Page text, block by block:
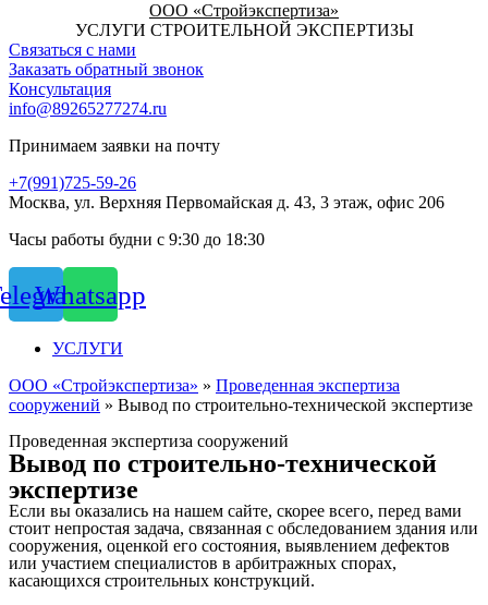
ООО «Стройэкспертиза»
УСЛУГИ СТРОИТЕЛЬНОЙ ЭКСПЕРТИЗЫ
Связаться с нами
Заказать обратный звонок
Консультация
info@89265277274.ru
Принимаем заявки на почту
+7(991)725-59-26
Москва, ул. Верхняя Первомайская д. 43, 3 этаж, офис 206
Часы работы будни с 9:30 до 18:30
Whatsapp
УСЛУГИ
ООО «Стройэкспертиза» » Проведенная экспертиза
сооружений » Вывод по строительно-технической экспертизе
Проведенная экспертиза сооружений
Вывод по строительно-технической
экспертизе
Если вы оказались на нашем сайте, скорее всего, перед вами
стоит непростая задача, связанная с обследованием здания или
сооружения, оценкой его состояния, выявлением дефектов
или участием специалистов в арбитражных спорах,
касающихся строительных конструкций.